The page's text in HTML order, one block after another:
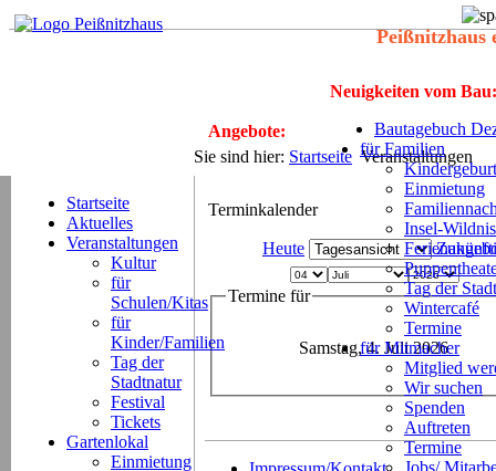
Peißnitzhaus
Neuigkeiten vom Bau:
Bautagebuch
für Familien
Einmietung
Insel-
Tag der
Wintercafé
Termine
für Mitmacher
Mitglied
Wir suchen
Spenden
Auftreten
Termine
Jobs/
Angebote:
Sie sind hier: Startseite Veranstaltungen
Startseite
Aktuelles
Veranstaltungen
Kultur
für
Schulen/Kitas
für
Kinder/Familien
Tag der
Stadtnatur
Festival
Tickets
Gartenlokal
Einmietung
Terminkalender
Heute
Termine für
Samstag, 4. Juli 2026